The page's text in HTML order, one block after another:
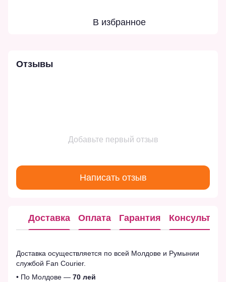
В избранное
Отзывы
Добавьте первый отзыв
Написать отзыв
Доставка Оплата Гарантия
Доставка осуществляется по всей Молдове и Румынии
службой Fan Courier.
• По Молдове — 70 лей